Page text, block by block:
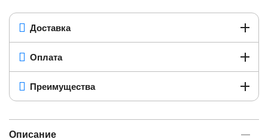
Доставка
Оплата
Преимущества
Описание